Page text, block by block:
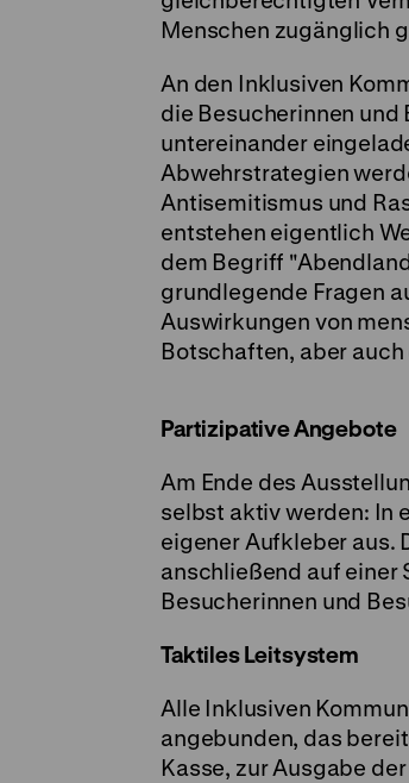
Menschen zugänglich
An den Inklusiven
die Besucherinnen und
untereinander
Abwehrstrategien
Antisemitismus und
entstehen eigentlich
dem Begriff
grundlegende Fragen
Auswirkungen von
Botschaften, aber
Partizipative Angebote
Am Ende des
selbst aktiv werden: In
eigener Aufkleber aus.
anschließend auf einer
Besucherinnen und
Taktiles Leitsystem
Alle Inklusiven
angebunden, das
Kasse, zur Ausgabe